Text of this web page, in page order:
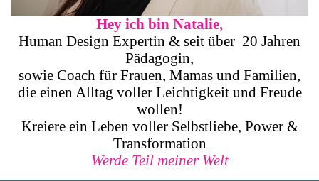
Hey ich bin Natalie,
Human Design Expertin & seit über 20 Jahren
Pädagogin,
sowie Coach für Frauen, Mamas und Familien,
die einen Alltag voller Leichtigkeit und Freude
wollen!
Kreiere ein Leben voller Selbstliebe, Power &
Transformation
Werde Teil meiner Welt